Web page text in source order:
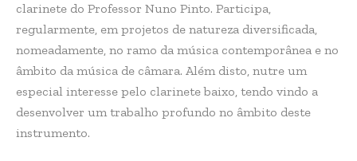
clarinete do Professor Nuno Pinto. Participa,
regularmente, em projetos de natureza diversificada,
nomeadamente, no ramo da música contemporânea e no
âmbito da música de câmara. Além disto, nutre um
especial interesse pelo clarinete baixo, tendo vindo a
desenvolver um trabalho profundo no âmbito deste
instrumento.